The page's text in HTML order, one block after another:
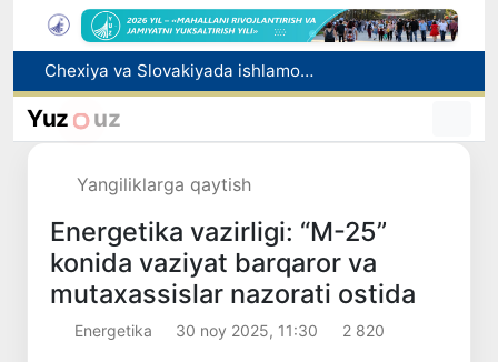
Bolaning familiyasiga otasining ismini berishga ruxsat beriladi
Behruz Karimov faoliyatini Shveytsariyaning «Lugano» klubida davom ettiradi
Yuz uz
Yangiliklarga qaytish
Energetika vazirligi: “M-25”
konida vaziyat barqaror va
mutaxassislar nazorati ostida
Energetika 30 noy 2025, 11:30 2 820